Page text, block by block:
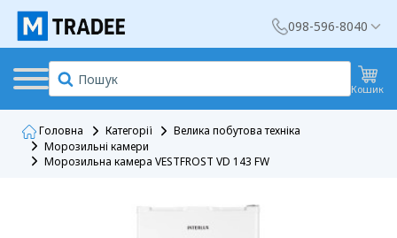
098-596-8040
Кошик
Головна Категорії
Велика побутова техніка
Морозильні камери
Морозильна камера VESTFROST VD 143 FW